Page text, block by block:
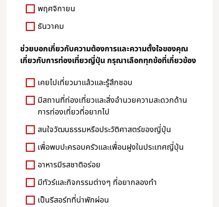
พฤศจิกายน
ธันวาคม
ช่วยบอกเกี่ยวกับความต้องการและความตั้งใจของคุณ
เกี่ยวกับการท่องเที่ยวญี่ปุ่น กรุณาเลือกทุกข้อที่เกี่ยวข้อง
เคยไปเที่ยวมาแล้วและรู้สึกชอบ
มีสถานที่ท่องเที่ยวและสิ่งอำนวยความสะดวกด้าน
การท่องเที่ยวที่อยากไป
สนใจวัฒนธรรมหรือประวัติศาสตร์ของญี่ปุ่น
เพื่อพบปะครอบครัวและเพื่อนฝูงในประเทศญี่ปุ่น
อาหารมีรสชาติอร่อย
มีทัวร์และกิจกรรมต่างๆ ที่อยากลองทำ
เป็นรีสอร์ทที่น่าพักผ่อน